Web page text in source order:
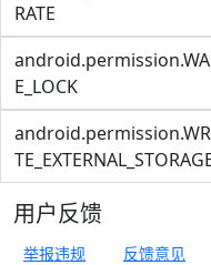
RATE
E_LOCK
用户反馈
举报违规 反馈意见